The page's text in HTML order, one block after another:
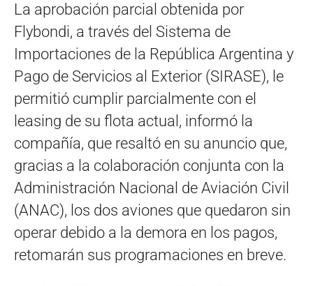
La aprobación parcial obtenida por
Flybondi, a través del Sistema de
Importaciones de la República Argentina y
Pago de Servicios al Exterior (SIRASE), le
permitió cumplir parcialmente con el
leasing de su flota actual, informó la
compañía, que resaltó en su anuncio que,
gracias a la colaboración conjunta con la
Administración Nacional de Aviación Civil
(ANAC), los dos aviones que quedaron sin
operar debido a la demora en los pagos,
retomarán sus programaciones en breve.